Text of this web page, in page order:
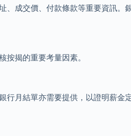
成交價、付款條款等重要資訊。
按揭的重要考量因素。
月結單亦需要提供，以證明薪金